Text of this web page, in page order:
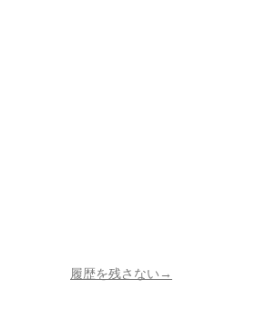
履歴を残さない